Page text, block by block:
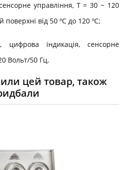
управління, Т = 30 ~ 120
поверхні від 50 ºС до 120 ºС;
цифрова індикація, сенсорне
Вольт/50 Гц.
цей товар, також